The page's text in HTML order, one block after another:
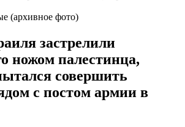
(архивное фото)
застрелили
ножом палестинца,
совершить
с постом армии в